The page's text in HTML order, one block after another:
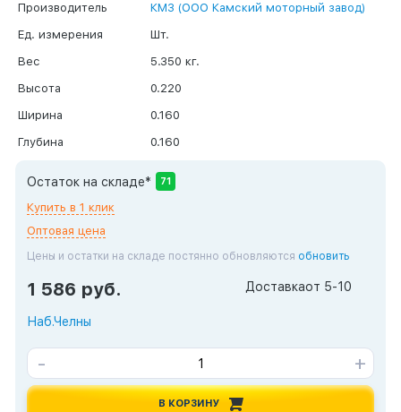
Производитель
КМЗ (ООО Камский моторный завод)
Ед. измерения
Шт.
Вес
5.350 кг.
Высота
0.220
Ширина
0.160
Глубина
0.160
Остаток на складе* 71
Купить в 1 клик
Оптовая цена
Цены и остатки на складе постянно обновляются обновить
1 586 руб. Доставкаот 5-10
Наб.Челны
- +
В КОРЗИНУ